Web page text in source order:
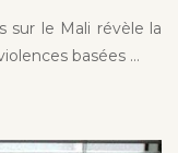
sur le Mali révèle la
basées …